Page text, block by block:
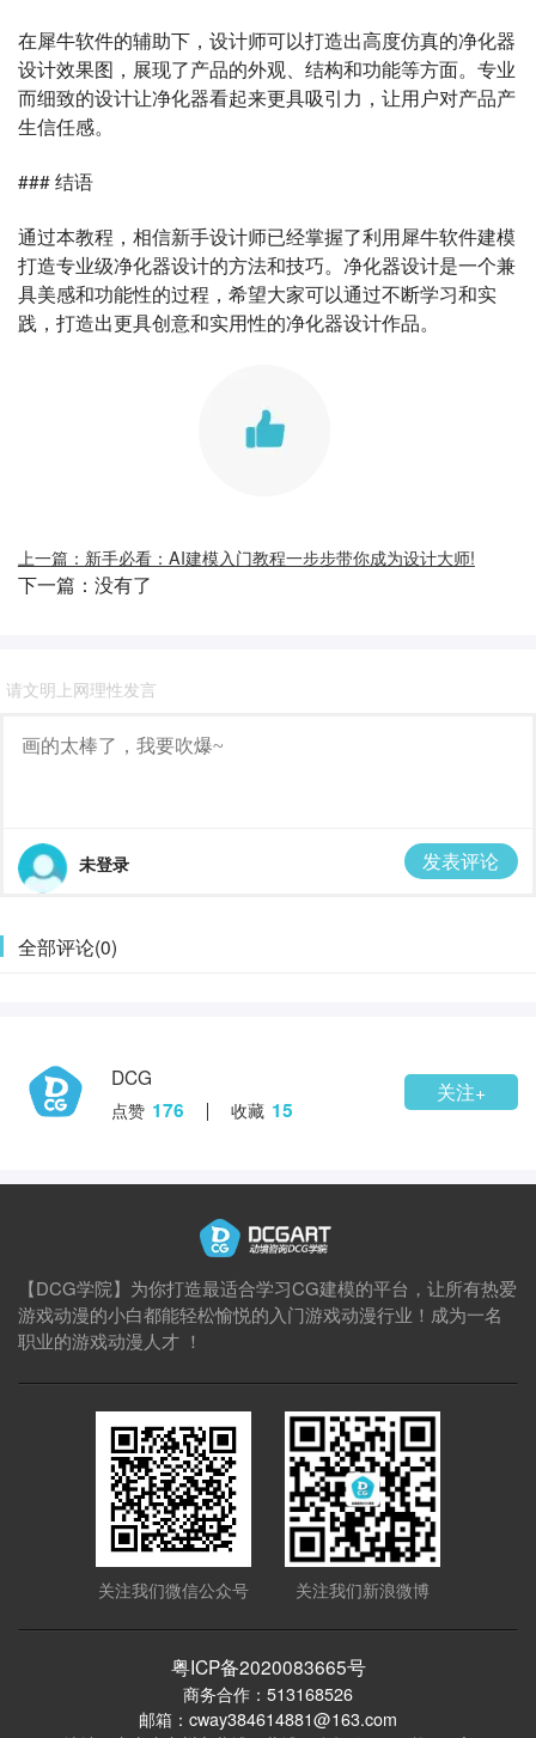
在犀牛软件的辅助下，设计师可以打造出高度仿真的净化器
设计效果图，展现了产品的外观、结构和功能等方面。专业
而细致的设计让净化器看起来更具吸引力，让用户对产品产
生信任感。
### 结语
通过本教程，相信新手设计师已经掌握了利用犀牛软件建模
打造专业级净化器设计的方法和技巧。净化器设计是一个兼
具美感和功能性的过程，希望大家可以通过不断学习和实
践，打造出更具创意和实用性的净化器设计作品。
上一篇：新手必看：AI建模入门教程一步步带你成为设计大师!
下一篇：没有了
请文明上网理性发言
未登录 发表评论
全部评论(0)
DCG
点赞 176 收藏 15
关注+
【DCG学院】为你打造最适合学习CG建模的平台，让所有热爱
游戏动漫的小白都能轻松愉悦的入门游戏动漫行业！成为一名
职业的游戏动漫人才 ！
关注我们微信公众号 关注我们新浪微博
粤ICP备2020083665号
商务合作：513168526
邮箱：cway384614881@163.com